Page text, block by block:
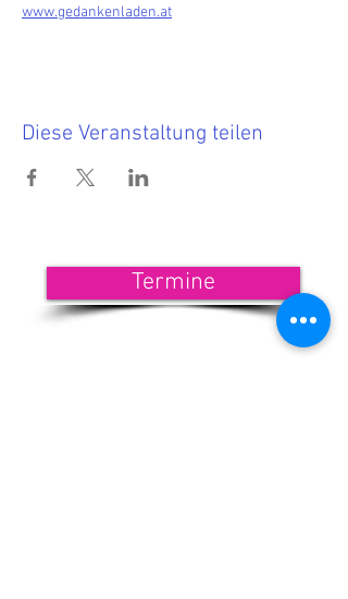
www.gedankenladen.at
Diese Veranstaltung teilen
Termine
<<< Hier findest Du die aktuellen